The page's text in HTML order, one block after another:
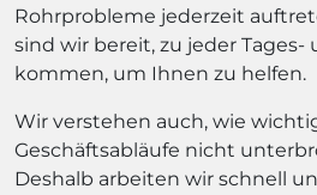
Rohrprobleme jederzeit
sind wir bereit, zu jeder Tages-
kommen, um Ihnen zu helfen.
Wir verstehen auch, wie
Geschäftsabläufe nicht
Deshalb arbeiten wir schnell